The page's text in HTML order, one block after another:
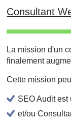
Consultant
La mission d'un
finalement
Cette mission
SEO Audit
et/ou